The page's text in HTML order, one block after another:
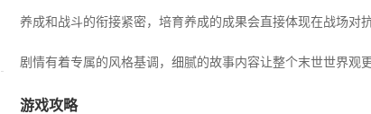
养成和战斗的衔接紧密，培育养成的成果会直接体现在战场对
剧情有着专属的风格基调，细腻的故事内容让整个末世世界观
游戏攻略